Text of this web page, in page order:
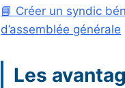
📘 Créer un syndic
d’assemblée générale
Les